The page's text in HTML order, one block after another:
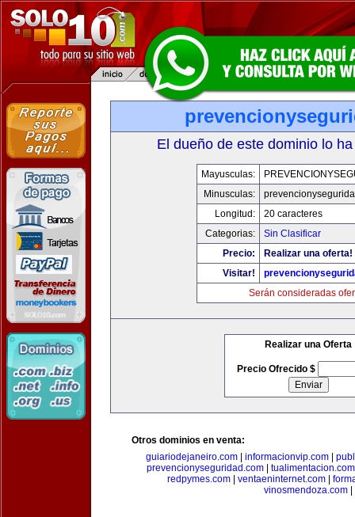
El dueño de este dominio lo
Mayusculas:
Minusculas:
Longitud:
20 caracteres
Categorias:
Sin Clasificar
Precio:
Realizar una oferta!
Visitar!
Serán consideradas
Realizar una Oferta
Precio Ofrecido $
Otros dominios en venta:
guiariodejaneiro.com| informacionvip.com|
prevencionyseguridad.com
tualimentacion.com
redpymes.com
ventaeninternet.com
vinosmendoza.com